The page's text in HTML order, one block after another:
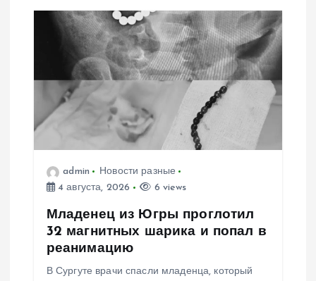
о
admin
Новости разные
4 августа, 2026
6 views
Младенец из Югры проглотил
32 магнитных шарика и попал в
реанимацию
В Сургуте врачи спасли младенца, который